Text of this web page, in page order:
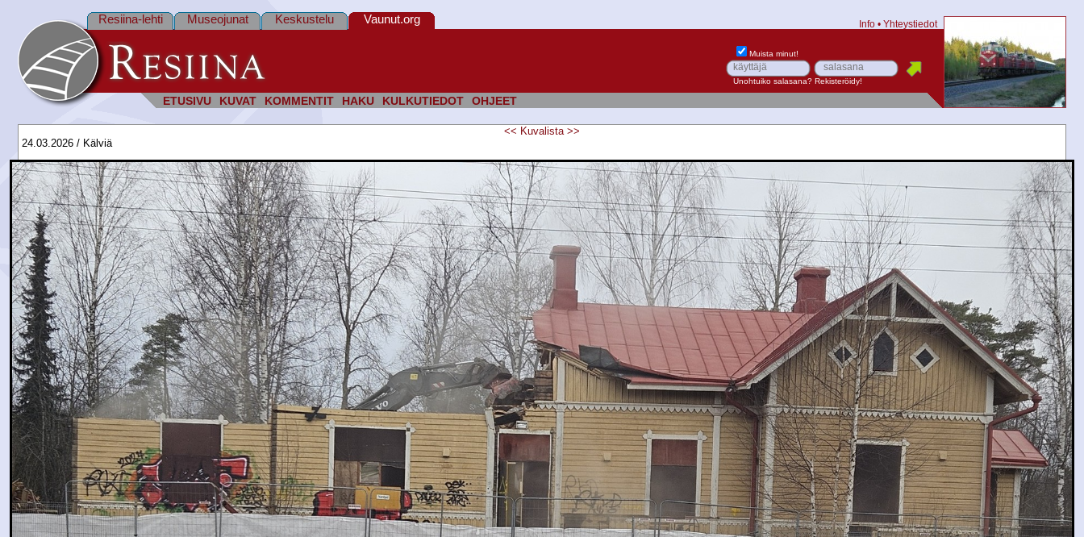
ETUSIVU KUVAT KOMMENTIT HAKU KULKUTIEDOT OHJEET
Resiina-lehti Museojunat Keskustelu Vaunut.org Info • Yhteystiedot
Muista minut!
Unohtuiko salasana? Rekisteröidy!
<< Kuvalista >>
24.03.2026 / Kälviä